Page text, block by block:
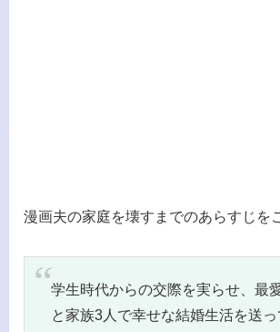
漫画夫の家庭を壊すまでのあらすじを
学生時代からの交際を実らせ、最
と家族3人で幸せな結婚生活を送